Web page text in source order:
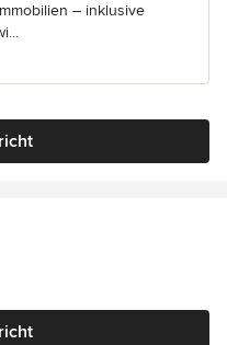
– inklusive